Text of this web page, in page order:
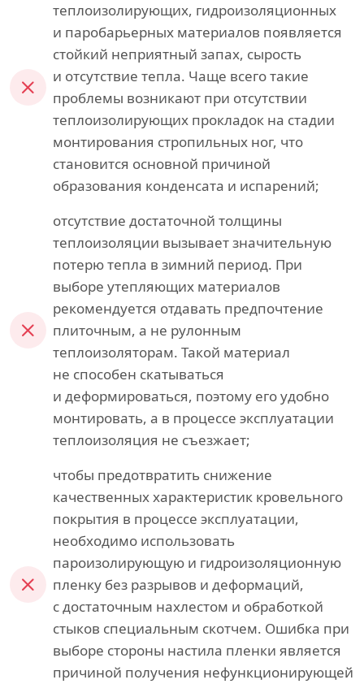
теплоизолирующих, гидроизоляционных
и паробарьерных материалов появляется
стойкий неприятный запах, сырость
и отсутствие тепла. Чаще всего такие
проблемы возникают при отсутствии
теплоизолирующих прокладок на стадии
монтирования стропильных ног, что
становится основной причиной
образования конденсата и испарений;
отсутствие достаточной толщины
теплоизоляции вызывает значительную
потерю тепла в зимний период. При
выборе утепляющих материалов
рекомендуется отдавать предпочтение
плиточным, а не рулонным
теплоизоляторам. Такой материал
не способен скатываться
и деформироваться, поэтому его удобно
монтировать, а в процессе эксплуатации
теплоизоляция не съезжает;
чтобы предотвратить снижение
качественных характеристик кровельного
покрытия в процессе эксплуатации,
необходимо использовать
пароизолирующую и гидроизоляционную
пленку без разрывов и деформаций,
с достаточным нахлестом и обработкой
стыков специальным скотчем. Ошибка при
выборе стороны настила пленки является
причиной получения нефункционирующей